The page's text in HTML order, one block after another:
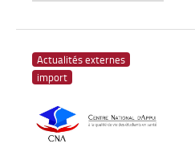
Actualités externes
import